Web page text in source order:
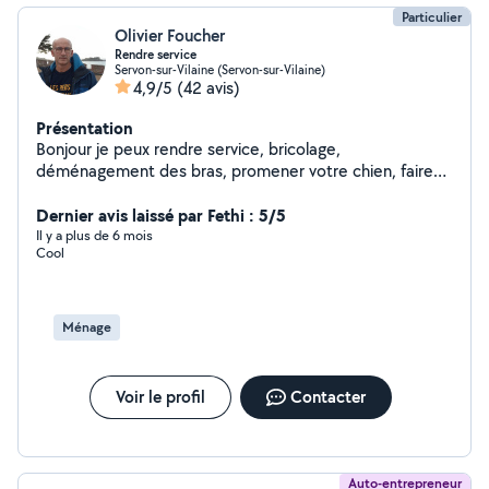
Particulier
Olivier Foucher
Rendre service
Servon-sur-Vilaine (Servon-sur-Vilaine)
4,9/5 (42 avis)
Présentation
Bonjour je peux rendre service, bricolage,
déménagement des bras, promener votre chien, faire
Dernier avis laissé par Fethi : 5/5
Il y a plus de 6 mois
Cool
Ménage
Voir le profil Contacter
Auto-entrepreneur